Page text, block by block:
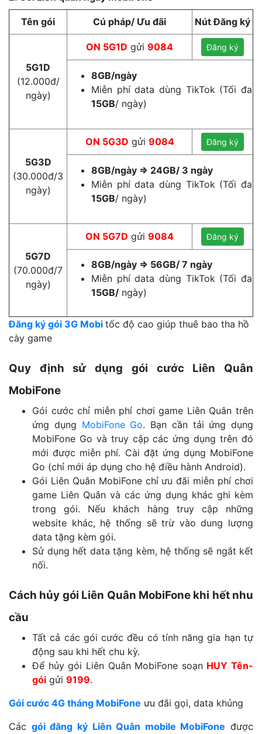
Tên gói Cú pháp/ Ưu đãi Nút Đăng ký
5G1D
(12.000đ/
ngày)
ON 5G1D gửi 9084 Đăng ký
8GB/ngày
Miễn phí data dùng TikTok (Tối đa
15GB/ ngày)
5G3D
(30.000đ/3
ngày)
ON 5G3D gửi 9084 Đăng ký
8GB/ngày => 24GB/ 3 ngày
Miễn phí data dùng TikTok (Tối đa
15GB/ ngày)
5G7D
(70.000đ/7
ngày)
ON 5G7D gửi 9084 Đăng ký
8GB/ngày => 56GB/ 7 ngày
Miễn phí data dùng TikTok (Tối đa
15GB/ ngày)
Đăng ký gói 3G Mobi tốc độ cao giúp thuê bao tha hồ
cày game
Quy định sử dụng gói cước Liên Quân
MobiFone
Gói cước chỉ miễn phí chơi game Liên Quân trên
ứng dụng MobiFone Go. Bạn cần tải ứng dụng
MobiFone Go và truy cập các ứng dụng trên đó
mới được miễn phí. Cài đặt ứng dụng MobiFone
Go (chỉ mới áp dụng cho hệ điều hành Android).
Gói Liên Quân MobiFone chỉ ưu đãi miễn phí chơi
game Liên Quân và các ứng dụng khác ghi kèm
trong gói. Nếu khách hàng truy cập những
website khác, hệ thống sẽ trừ vào dung lượng
data tặng kèm gói.
Sử dụng hết data tặng kèm, hệ thống sẽ ngắt kết
nối.
Cách hủy gói Liên Quân MobiFone khi hết nhu
cầu
Tất cả các gói cước đều có tính năng gia hạn tự
động sau khi hết chu kỳ.
Để hủy gói Liên Quân MobiFone soạn HUY Tên-
gói gửi 9199.
Gói cước 4G tháng MobiFone ưu đãi gọi, data khủng
Các gói đăng ký Liên Quân mobile MobiFone được